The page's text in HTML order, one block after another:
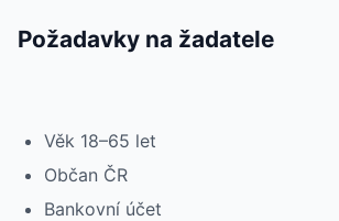
Požadavky na žadatele
Věk 18–65 let
Občan ČR
Bankovní účet